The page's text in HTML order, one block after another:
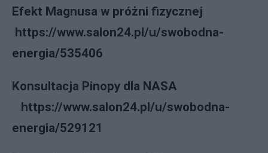
Efekt Magnusa w próżni fizycznej
https://www.salon24.pl/u/swobodna-
energia/535406
Konsultacja Pinopy dla NASA
https://www.salon24.pl/u/swobodna-
energia/529121